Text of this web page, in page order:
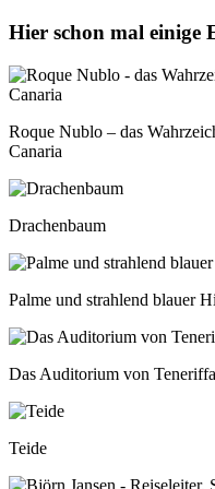
Hier schon mal einige
Roque Nublo – das
Canaria
Drachenbaum
Palme und strahlend blauer
Das Auditorium von Teneriffa
Teide